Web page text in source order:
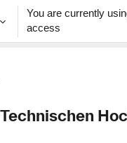
input
You are currently
access